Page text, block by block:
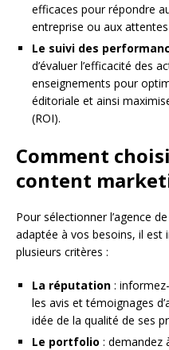
efficaces pour répondre
entreprise ou aux
Le suivi des
d’évaluer l’efficacité des
enseignements pour
éditoriale et ainsi
(ROI).
Comment
content
Pour sélectionner l’agence
adaptée à vos besoins, il
plusieurs critères :
La réputation :
les avis et témoignages
idée de la qualité de ses
Le portfolio : demandez